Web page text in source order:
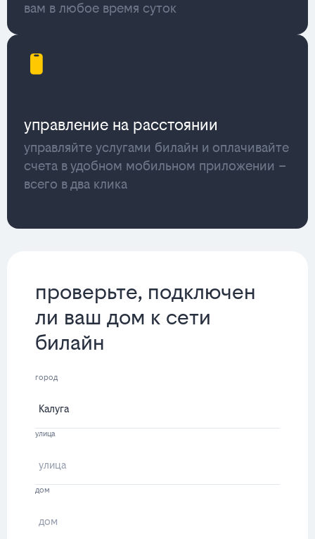
вам в любое время суток
управление на расстоянии
управляйте услугами билайн и оплачивайте
счета в удобном мобильном приложении –
всего в два клика
проверьте, подключен
ли ваш дом к сети
билайн
город
улица
дом